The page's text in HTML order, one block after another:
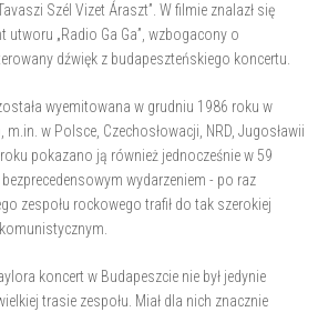
Szél Vizet Áraszt”. W filmie znalazł się
„Radio Ga Ga”, wzbogacony o
dźwięk z budapeszteńskiego koncertu.
wyemitowana w grudniu 1986 roku w
w Polsce, Czechosłowacji, NRD, Jugosławii
pokazano ją również jednocześnie w 59
wydarzeniem - po raz
zespołu rockowego trafił do tak szerokiej
koncert w Budapeszcie nie był jedynie
trasie zespołu. Miał dla nich znacznie